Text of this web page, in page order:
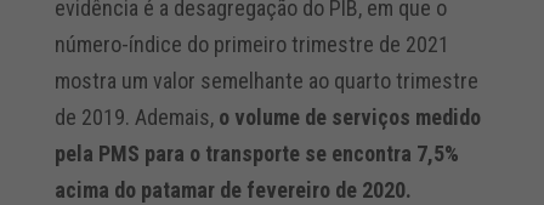
evidência é a desagregação do PIB, em que o
número-índice do primeiro trimestre de 2021
mostra um valor semelhante ao quarto trimestre
de 2019. Ademais, o volume de serviços medido
pela PMS para o transporte se encontra 7,5%
acima do patamar de fevereiro de 2020.